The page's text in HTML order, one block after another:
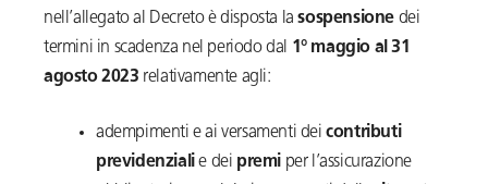
nell’allegato al Decreto è disposta lasospensione dei
termini in scadenza nel periodo dal 1° maggio al 31
agosto 2023 relativamente agli:
adempimenti e ai versamenti deicontributi
previdenzialie dei premi per l’assicurazione